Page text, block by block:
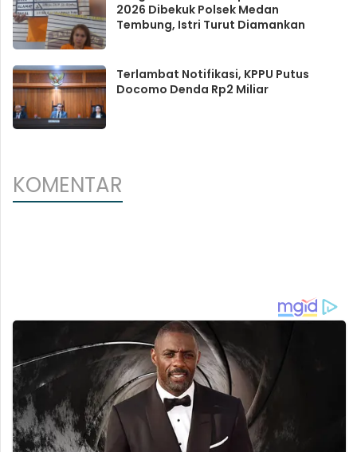
2026 Dibekuk Polsek Medan
Tembung, Istri Turut Diamankan
Terlambat Notifikasi, KPPU Putus
Docomo Denda Rp2 Miliar
KOMENTAR